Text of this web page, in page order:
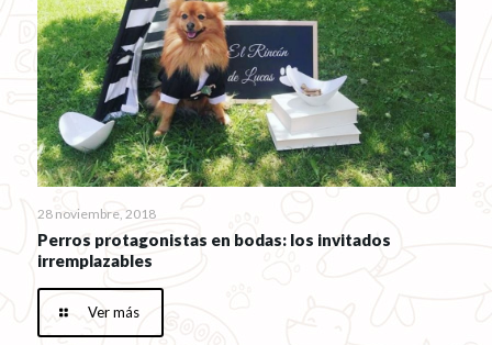
28 noviembre, 2018
Perros protagonistas en bodas: los invitados
irremplazables
Ver más